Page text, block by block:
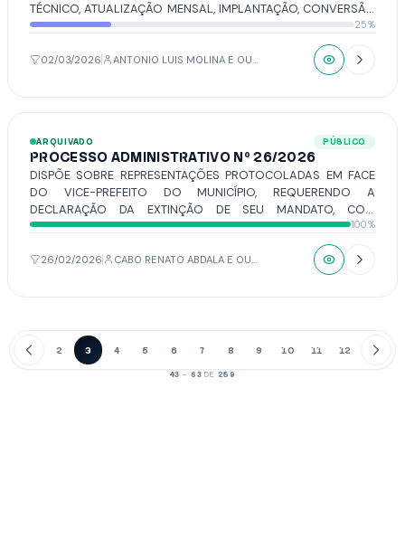
TÉCNICO, ATUALIZAÇÃO MENSAL, IMPLANTAÇÃO, CONVERSÃO
DE DADOS E TREINAMENTO DE SISTEMA INFORMATIZADO
INTEGRADO DE GESTÃO PÚBLICA MUNICIPAL, DESTINADO AO
ATENDIMENTO DAS NECESSIDADES ADMINISTRATIVAS E
OPERACIONAIS, COMPEENDENDO: CONTÁBIL/ COMPRAS/
25%
02/03/2026
ARQUIVADO PÚBLICO
PROCESSO ADMINISTRATIVO Nº 26/2026
DISPÕE SOBRE REPRESENTAÇÕES PROTOCOLADAS EM FACE
DO VICE-PREFEITO DO MUNICÍPIO, REQUERENDO A
DECLARAÇÃO DA EXTINÇÃO DE SEU MANDATO, COM
FUNDAMENTO NO ART. 6°, III DO DECRETO-LEI N° 201/67.
100%
26/02/2026 CABO RENATO ABDALA E OUTRO(S).
1 2 3 4 5 6 7 8 9 10 11 12 13
43 –63 DE259